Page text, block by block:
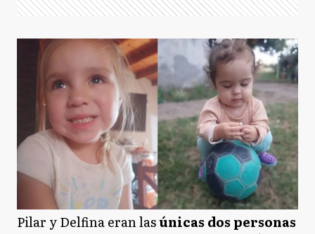
Pilar y Delfina eran lasúnicas dos personas